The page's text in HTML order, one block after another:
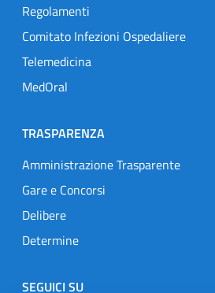
Regolamenti
Comitato Infezioni Ospedaliere
Telemedicina
MedOral
TRASPARENZA
Amministrazione Trasparente
Gare e Concorsi
Delibere
Determine
SEGUICI SU